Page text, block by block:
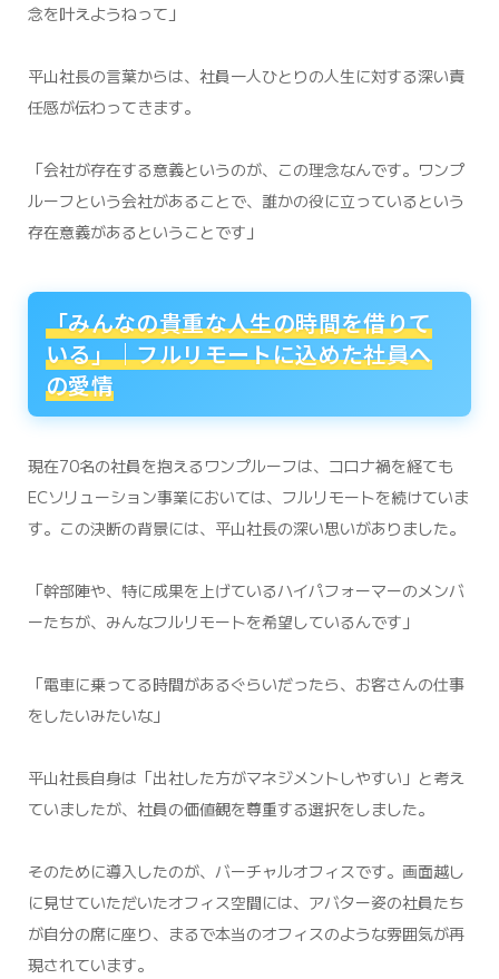
念を叶えようねって」
平山社長の言葉からは、社員一人ひとりの人生に対する深い責
任感が伝わってきます。
「会社が存在する意義というのが、この理念なんです。ワンプ
ルーフという会社があることで、誰かの役に立っているという
存在意義があるということです」
「みんなの貴重な人生の時間を借りて
いる」｜フルリモートに込めた社員へ
の愛情
現在70名の社員を抱えるワンプルーフは、コロナ禍を経ても
ECソリューション事業においては、フルリモートを続けていま
す。この決断の背景には、平山社長の深い思いがありました。
「幹部陣や、特に成果を上げているハイパフォーマーのメンバ
ーたちが、みんなフルリモートを希望しているんです」
「電車に乗ってる時間があるぐらいだったら、お客さんの仕事
をしたいみたいな」
平山社長自身は「出社した方がマネジメントしやすい」と考え
ていましたが、社員の価値観を尊重する選択をしました。
そのために導入したのが、バーチャルオフィスです。画面越し
に見せていただいたオフィス空間には、アバター姿の社員たち
が自分の席に座り、まるで本当のオフィスのような雰囲気が再
現されています。